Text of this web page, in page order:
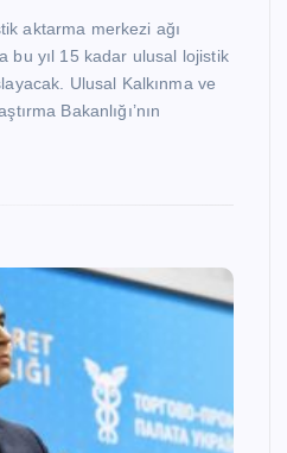
aktarma merkezi ağı
bu yıl 15 kadar ulusal lojistik
Ulusal Kalkınma ve
Bakanlığı’nın